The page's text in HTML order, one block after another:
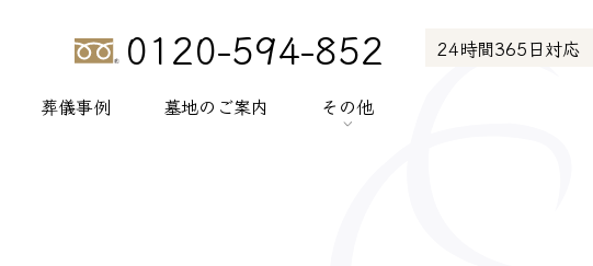
0120-594-852 24時間365日対応
葬儀事例 墓地のご案内 その他